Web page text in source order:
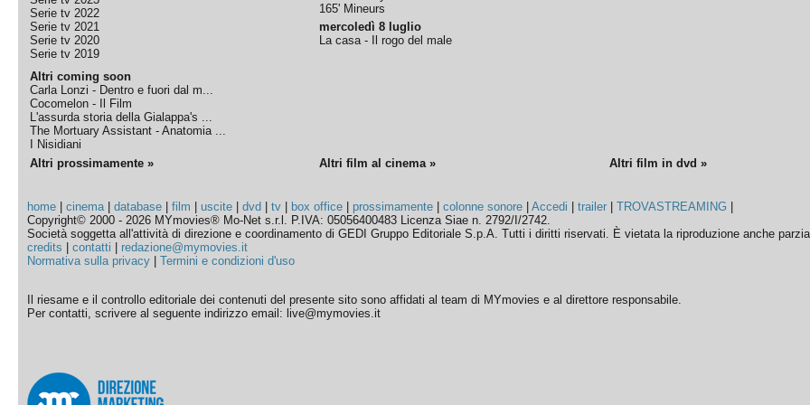
Serie tv 2022
Serie tv 2021
Serie tv 2020
Serie tv 2019
Altri coming soon
Carla Lonzi - Dentro e fuori dal m...
Cocomelon - Il Film
L'assurda storia della Gialappa's ...
The Mortuary Assistant - Anatomia ...
I Nisidiani
165' Mineurs
mercoledì 8 luglio
La casa - Il rogo del male
Altri prossimamente » Altri film al cinema » Altri film in dvd »
home |cinema|database |film |uscite |dvd |tv box office prossimamente |colonne sonore |Accedi |trailer |TROVASTREAMING
Copyright© 2000 - 2026 MYmovies® Mo-Net s.r.l. P.IVA: 05056400483 Licenza Siae n. 2792/I/2742.
Società soggetta all'attività di direzione e coordinamento di GEDI Gruppo Editoriale S.p.A. Tutti i diritti riservati. È vietata la riproduzione anche
credits |contatti
redazione@mymovies.it
Normativa sulla privacy |Termini e condizioni d'uso
Il riesame e il controllo editoriale dei contenuti del presente sito sono affidati al team di MYmovies e al direttore responsabile.
Per contatti, scrivere al seguente indirizzo email: live@mymovies.it